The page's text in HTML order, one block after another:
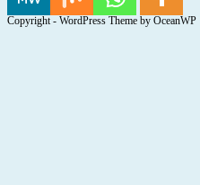
Copyright - WordPress Theme by OceanWP